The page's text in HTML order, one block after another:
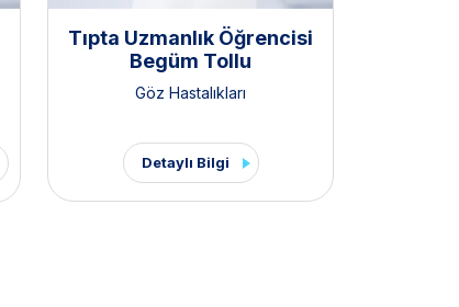
Tıpta Uzmanlık Öğrencisi
Begüm Tollu
Göz Hastalıkları
Detaylı Bilgi